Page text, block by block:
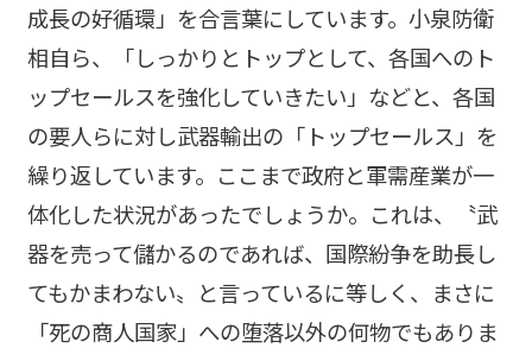
成長の好循環」を合言葉にしています。小泉防衛
相自ら、「しっかりとトップとして、各国へのト
ップセールスを強化していきたい」などと、各国
の要人らに対し武器輸出の「トップセールス」を
繰り返しています。ここまで政府と軍需産業が一
体化した状況があったでしょうか。これは、〝武
器を売って儲かるのであれば、国際紛争を助長し
てもかまわない〟と言っているに等しく、まさに
「死の商人国家」への堕落以外の何物でもありま